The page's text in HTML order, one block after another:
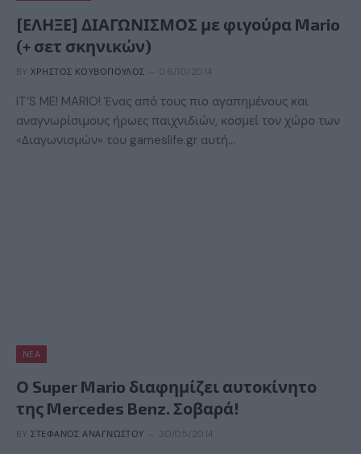
[ΕΛΗΞΕ] ΔΙΑΓΩΝΙΣΜΟΣ με φιγούρα Mario
(+ σετ σκηνικών)
BY ΧΡΉΣΤΟΣ ΚΟΥΒΌΠΟΥΛΟΣ 06/10/2014
IT’S ME! MARIO! Ένας από τους πιο αγαπημένους και
αναγνωρίσιμους ήρωες παιχνιδιών, κοσμεί τον χώρο των
«Διαγωνισμών» του gameslife.gr αυτή…
ΝΈΑ
Ο Super Mario διαφημίζει αυτοκίνητο
της Mercedes Benz. Σοβαρά!
BY ΣΤΈΦΑΝΟΣ ΑΝΑΓΝΏΣΤΟΥ 30/05/2014